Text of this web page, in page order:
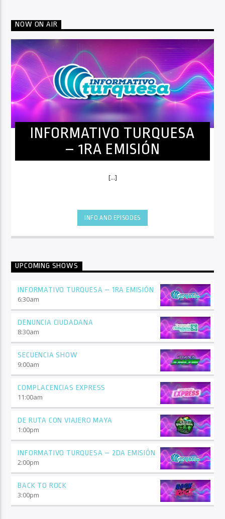
NOW ON AIR
INFORMATIVO TURQUESA
– 1RA EMISIÓN
[...]
INFO AND EPISODES
UPCOMING SHOWS
INFORMATIVO TURQUESA – 1RA EMISIÓN
6:30am
DENUNCIA CIUDADANA
8:30am
SECUENCIA SHOW
9:00am
COMPLACENCIAS EXPRESS
11:00am
DE RUTA CON VIAJERO MAYA
1:00pm
INFORMATIVO TURQUESA – 2DA EMISIÓN
2:00pm
BACK TO ROCK
3:00pm